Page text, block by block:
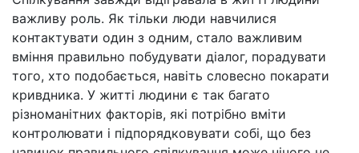
важливу роль. Як тільки люди навчилися
контактувати один з одним, стало важливим
вміння правильно побудувати діалог, порадувати
того, хто подобається, навіть словесно покарати
кривдника. У житті людини є так багато
різноманітних факторів, які потрібно вміти
контролювати і підпорядковувати собі, що без